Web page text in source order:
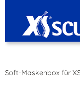
Soft-Maskenbox für